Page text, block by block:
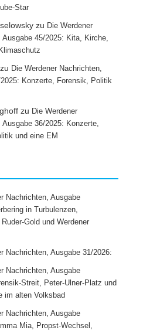
Star
zu Die Werdener
Ausgabe 45/2025: Kita, Kirche,
zu Die Werdener Nachrichten,
Konzerte, Forensik, Politik
zu Die Werdener
Ausgabe 36/2025: Konzerte,
und eine EM
Nachrichten, Ausgabe
in Turbulenzen,
Gold und Werdener
Nachrichten, Ausgabe 31/2026:
Nachrichten, Ausgabe
Streit, Peter-Ulner-Platz und
im alten Volksbad
Nachrichten, Ausgabe
Mia, Propst-Wechsel,